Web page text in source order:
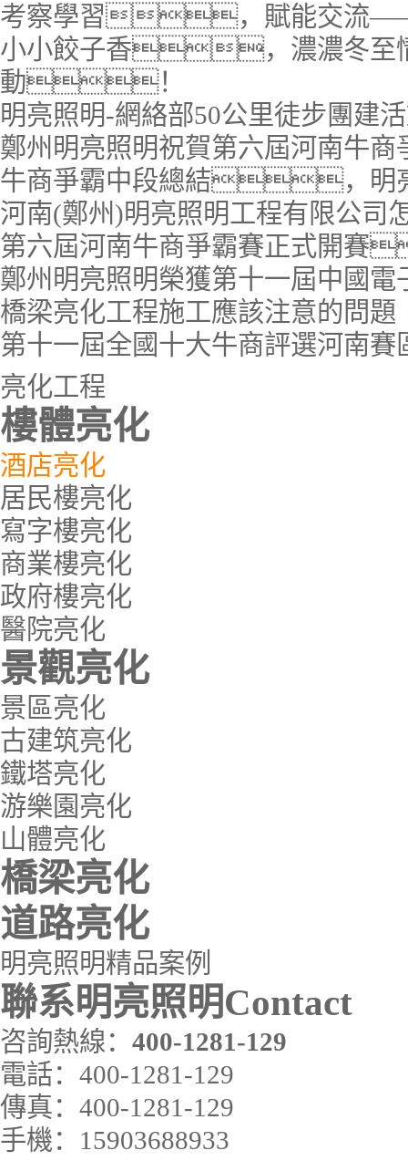
考察學習，賦能交流——
小小餃子香，濃濃冬至
動！
明亮照明-網絡部50公里徒步團建
鄭州明亮照明祝賀第六屆河南牛商
牛商爭霸中段總結，明
河南(鄭州)明亮照明工程有限
第六屆河南牛商爭霸賽正式
鄭州明亮照明榮獲第十一屆中
橋梁亮化工程施工應該注意的問題
第十一屆全國十大牛商評選河南賽
亮化工程
樓體亮化
酒店亮化
居民樓亮化
寫字樓亮化
商業樓亮化
政府樓亮化
醫院亮化
景觀亮化
景區亮化
古建筑亮化
鐵塔亮化
游樂園亮化
山體亮化
橋梁亮化
道路亮化
明亮照明精品案例
聯系明亮照明Contact
咨詢熱線： 400-1281-129
電話： 400-1281-129
傳真： 400-1281-129
手機： 15903688933